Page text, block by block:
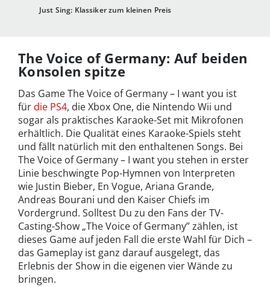
Just Sing: Klassiker zum kleinen Preis
The Voice of Germany: Auf beiden
Konsolen spitze
Das Game The Voice of Germany – I want you ist
fürdie PS4, die Xbox One, die Nintendo Wii und
sogar als praktisches Karaoke-Set mit Mikrofonen
erhältlich. Die Qualität eines Karaoke-Spiels steht
und fällt natürlich mit den enthaltenen Songs. Bei
The Voice of Germany – I want you stehen in erster
Linie beschwingte Pop-Hymnen von Interpreten
wie Justin Bieber, En Vogue, Ariana Grande,
Andreas Bourani und den Kaiser Chiefs im
Vordergrund. Solltest Du zu den Fans der TV-
Casting-Show „The Voice of Germany” zählen, ist
dieses Game auf jeden Fall die erste Wahl für Dich –
das Gameplay ist ganz darauf ausgelegt, das
Erlebnis der Show in die eigenen vier Wände zu
bringen.